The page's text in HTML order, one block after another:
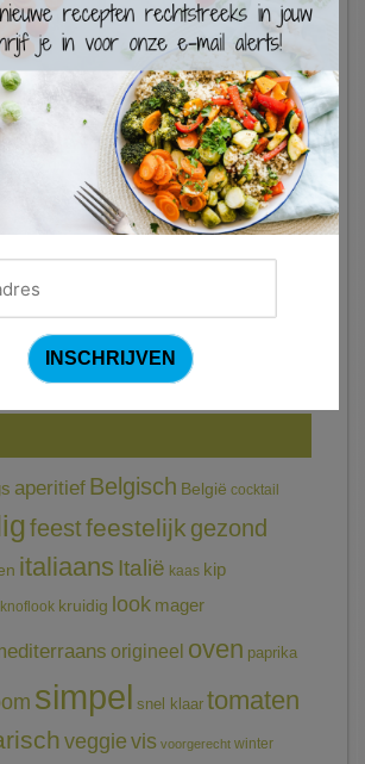
pladijs met venkel (Colruyt)
paprikasaus en halloumi (Sandra Bekkari)
met fruitbier
aperitief Belgisch België cocktail
feestfeestelijk gezond
italiaans Italië kaas kip
knoflook kruidig look mager
origineel oven paprika
simpel snel klaar tomaten
veggie vis voorgerecht winter